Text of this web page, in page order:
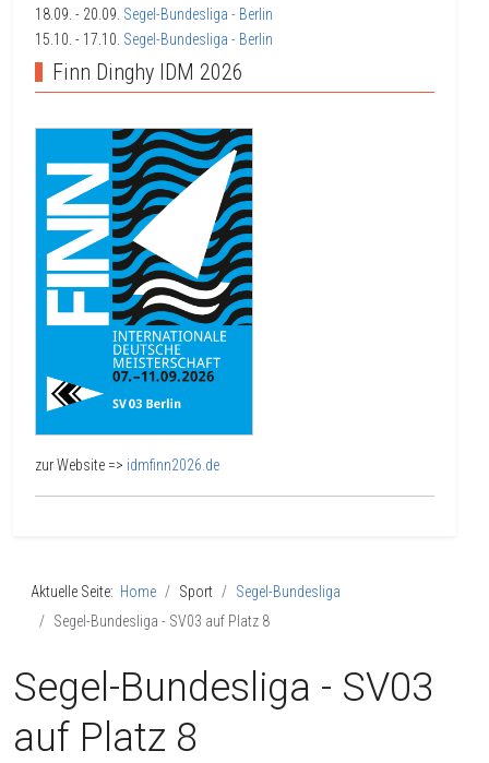
18.09. - 20.09. Segel-Bundesliga - Berlin
15.10. - 17.10. Segel-Bundesliga - Berlin
Finn Dinghy IDM 2026
zur Website => idmfinn2026.de
Aktuelle Seite: Home Sport
Segel-Bundesliga
Segel-Bundesliga - SV03 auf Platz 8
Segel-Bundesliga - SV03
auf Platz 8